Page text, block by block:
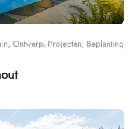
Ontwerp, Projecten, Beplanting